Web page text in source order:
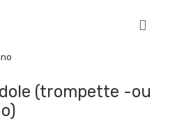
(trompette -ou